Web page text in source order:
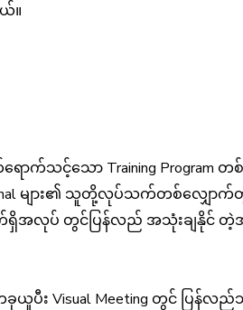
။
က်သင့်သော Training Program တ
များ၏ သူတို့လုပ်သက်တစ်လျှော
လက်ရှိအလုပ် တွင်ပြန်လည် အသုံးချနိုင်
ယူပီး Visual Meeting တွင် ပြန်လ